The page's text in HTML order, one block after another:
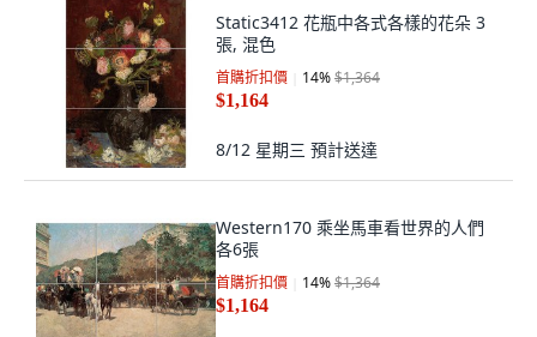
Static3412 花瓶中各式各樣的花朵 3
張, 混色
首購折扣價 14%$1,364
$1,164
8/12 星期三 預計送達
Western170 乘坐馬車看世界的人們
各6張
首購折扣價 14%$1,364
$1,164